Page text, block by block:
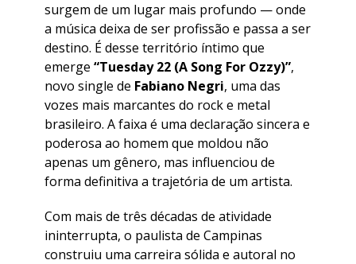
surgem de um lugar mais profundo — onde
a música deixa de ser profissão e passa a ser
destino. É desse território íntimo que
emerge “Tuesday 22 (A Song For Ozzy)”,
novo single de Fabiano Negri, uma das
vozes mais marcantes do rock e metal
brasileiro. A faixa é uma declaração sincera e
poderosa ao homem que moldou não
apenas um gênero, mas influenciou de
forma definitiva a trajetória de um artista.
​Com mais de três décadas de atividade
ininterrupta, o paulista de Campinas
construiu uma carreira sólida e autoral no